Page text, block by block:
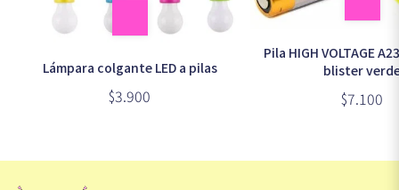
Lámpara colgante LED a pilas
$3.900
Pila HIGH VOLTAGE
blister
$7.100